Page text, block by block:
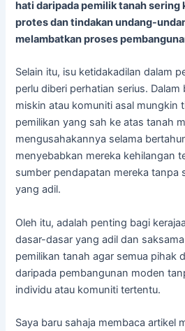
hati daripada pemilik tanah sering
protes dan tindakan undang-
melambatkan proses
Selain itu, isu ketidakadilan dalam
perlu diberi perhatian serius.
miskin atau komuniti asal mungkin
pemilikan yang sah ke atas tanah
mengusahakannya selama
menyebabkan mereka kehilangan
sumber pendapatan mereka tanpa
yang adil.
Oleh itu, adalah penting bagi
dasar-dasar yang adil dan
pemilikan tanah agar semua pihak
daripada pembangunan moden
individu atau komuniti tertentu.
Saya baru sahaja membaca artikel